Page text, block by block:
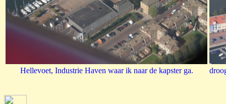
Hellevoet, Industrie Haven waar ik naar de kapster ga.